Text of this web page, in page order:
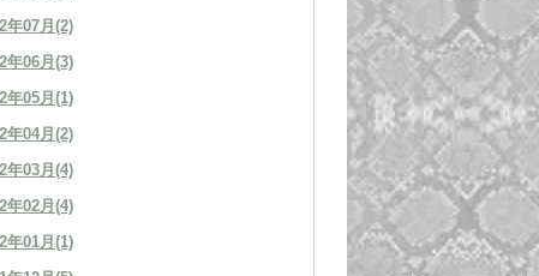
年07月(2)
年06月(3)
年05月(1)
年04月(2)
年03月(4)
年02月(4)
年01月(1)